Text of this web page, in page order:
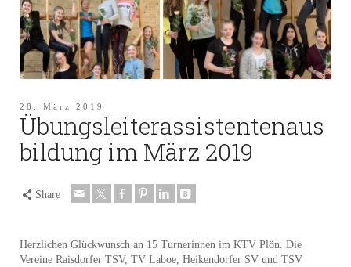
28. März 2019
Übungsleiterassistentenaus
bildung im März 2019
Share
Herzlichen Glückwunsch an 15 Turnerinnen im KTV Plön. Die
Vereine Raisdorfer TSV, TV Laboe, Heikendorfer SV und TSV